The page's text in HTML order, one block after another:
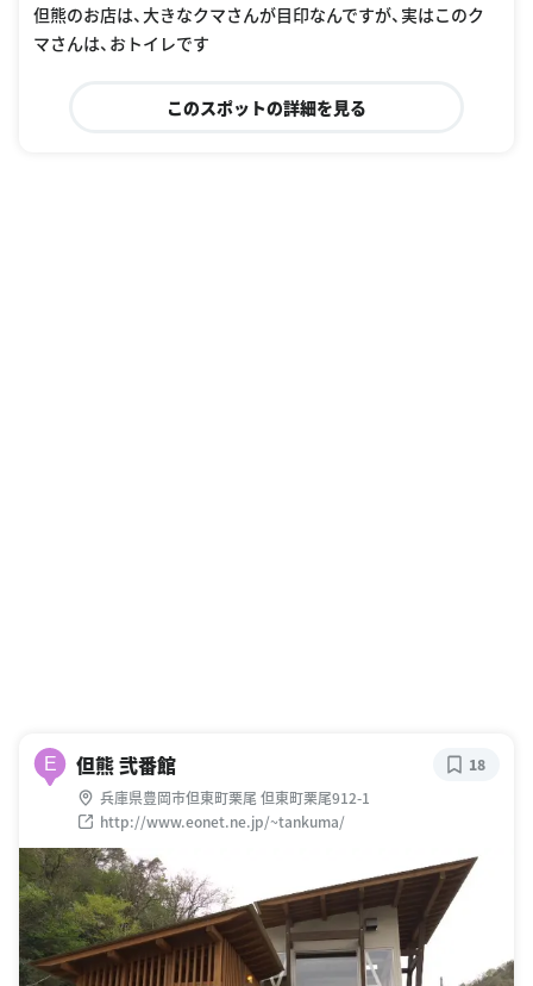
但熊のお店は、大きなクマさんが目印なんですが、実はこのク
マさんは、おトイレです
このスポットの詳細を見る
E 但熊 弐番館
兵庫県豊岡市但東町栗尾 但東町栗尾912-1
http://www.eonet.ne.jp/~tankuma/
18